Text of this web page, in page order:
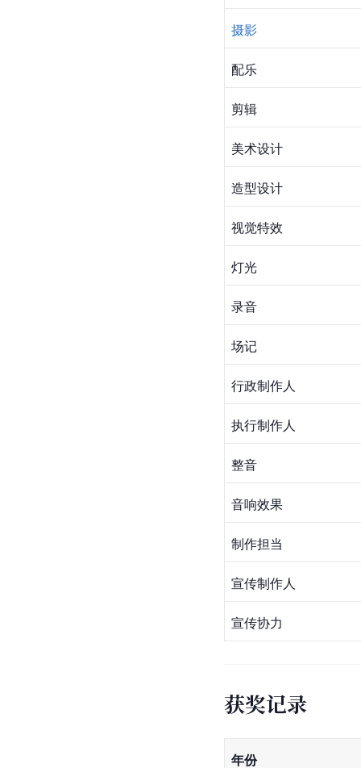
摄影
配乐
剪辑
美术设计
造型设计
视觉特效
灯光
录音
场记
行政制作人
执行制作人
整音
音响效果
制作担当
宣传制作人
宣传协力
获奖记录
年份